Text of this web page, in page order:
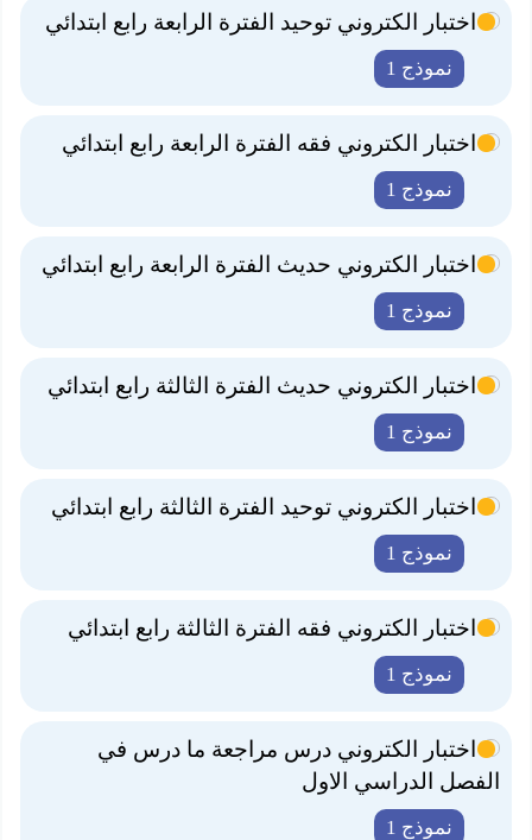
اختبار الكتروني توحيد الفترة الرابعة رابع ابتدائي
نموذج 1
اختبار الكتروني فقه الفترة الرابعة رابع ابتدائي
نموذج 1
اختبار الكتروني حديث الفترة الرابعة رابع ابتدائي
نموذج 1
اختبار الكتروني حديث الفترة الثالثة رابع ابتدائي
نموذج 1
اختبار الكتروني توحيد الفترة الثالثة رابع ابتدائي
نموذج 1
اختبار الكتروني فقه الفترة الثالثة رابع ابتدائي
نموذج 1
اختبار الكتروني درس مراجعة ما درس في
الفصل الدراسي الاول
نموذج 1